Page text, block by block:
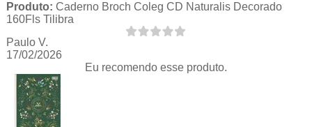
Produto: Caderno Broch Coleg CD Naturalis Decorado
160Fls Tilibra
Paulo V.
17/02/2026
Eu recomendo esse produto.